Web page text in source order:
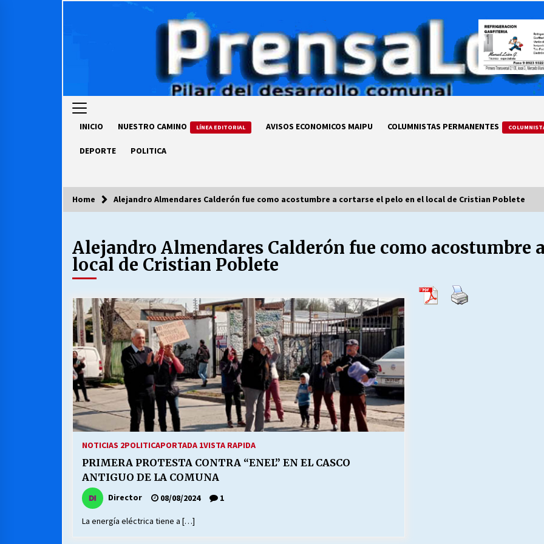
INICIO NUESTRO CAMINO LÍNEA EDITORIAL AVISOS ECONOMICOS MAIPU COLUMNISTAS PERMANENTES
DEPORTE POLITICA
COLUMNISTA
Ya se ordenaron las cuentas de
luz… ¿Y cuándo van a bajar?
03/08/2026
LA DC POR SIEMPRE.RECORDANDO
69 AÑOS DE HISTORIA
MUNICIPALIDAD, TRABAJADORES,
CLIMA LABORAL:
13/07/2026
Escuela hospitalaria El Carmen de
Maipu.
25/06/2026
VOLVER A SER ALTERNATIVA
16/06/2026
MUNICIPALIDADES, HONORARIOS,
DESPIDOS
28/05/2026
S.O.S. a los ricos, Save Our Souls
(Salvar Nuestras Almas)
30/04/2026
¿Asesores con doble sueldo?
18/04/2026
Home Alejandro Almendares Calderón fue como acostumbre a cortarse el pelo en el local de Cristian Poblete
Alejandro Almendares Calderón fue como acostumbre
local de Cristian Poblete
NOTICIAS 2POLITICAPORTADA 1VISTA RAPIDA
PRIMERA PROTESTA CONTRA “ENEL” EN EL CASCO
ANTIGUO DE LA COMUNA
Director 08/08/2024 1
La energía eléctrica tiene a […]